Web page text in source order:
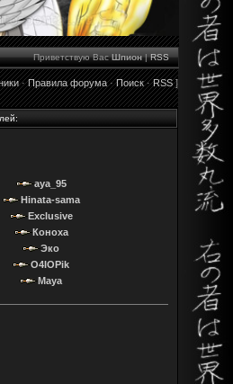
Приветствую Вас Шпион|RSS
·Правила форума·Поиск·RSS]
aya_95
Hinata-sama
Exclusive
Коноха
Эко
O4IOPik
Maya